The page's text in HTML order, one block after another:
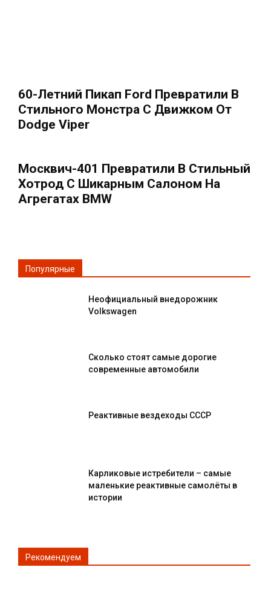
60-Летний Пикап Ford Превратили В
Стильного Монстра С Движком От
Dodge Viper
Москвич-401 Превратили В Стильный
Хотрод С Шикарным Салоном На
Агрегатах BMW
Популярные
Неофициальный внедорожник
Volkswagen
Сколько стоят самые дорогие
современные автомобили
Реактивные вездеходы СССР
Карликовые истребители – самые
маленькие реактивные самолёты в
истории
Рекомендуем